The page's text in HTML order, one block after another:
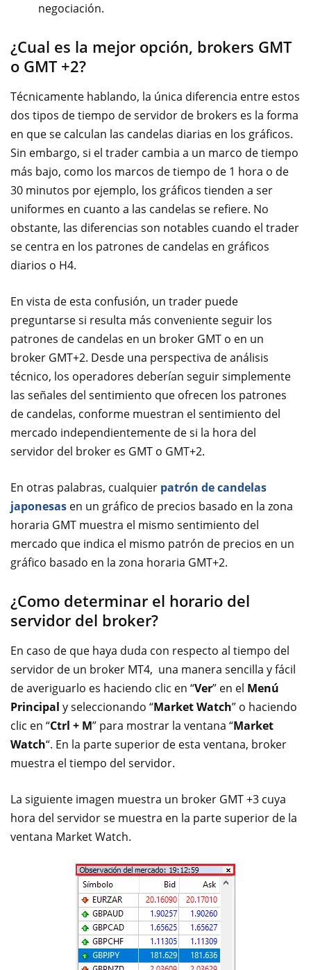
negociación.
¿Cual es la mejor opción, brokers GMT
o GMT +2?
Técnicamente hablando, la única diferencia entre estos
dos tipos de tiempo de servidor de brokers es la forma
en que se calculan las candelas diarias en los gráficos.
Sin embargo, si el trader cambia a un marco de tiempo
más bajo, como los marcos de tiempo de 1 hora o de
30 minutos por ejemplo, los gráficos tienden a ser
uniformes en cuanto a las candelas se refiere. No
obstante, las diferencias son notables cuando el trader
se centra en los patrones de candelas en gráficos
diarios o H4.
En vista de esta confusión, un trader puede
preguntarse si resulta más conveniente seguir los
patrones de candelas en un broker GMT o en un
broker GMT+2. Desde una perspectiva de análisis
técnico, los operadores deberían seguir simplemente
las señales del sentimiento que ofrecen los patrones
de candelas, conforme muestran el sentimiento del
mercado independientemente de si la hora del
servidor del broker es GMT o GMT+2.
En otras palabras, cualquier patrón de candelas
japonesas en un gráfico de precios basado en la zona
horaria GMT muestra el mismo sentimiento del
mercado que indica el mismo patrón de precios en un
gráfico basado en la zona horaria GMT+2.
¿Como determinar el horario del
servidor del broker?
En caso de que haya duda con respecto al tiempo del
servidor de un broker MT4, una manera sencilla y fácil
de averiguarlo es haciendo clic en “Ver” en el Menú
Principal y seleccionando “Market Watch” o haciendo
clic en “Ctrl + M” para mostrar la ventana “Market
Watch“. En la parte superior de esta ventana, broker
muestra el tiempo del servidor.
La siguiente imagen muestra un broker GMT +3 cuya
hora del servidor se muestra en la parte superior de la
ventana Market Watch.